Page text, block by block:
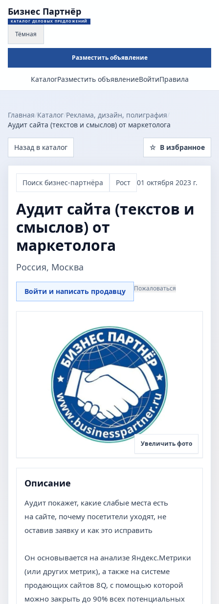
Бизнес Партнёр
КАТАЛОГ ДЕЛОВЫХ ПРЕДЛОЖЕНИЙ
Тёмная
Разместить объявление
КаталогРазместить объявлениеВойтиПравила
Главная/Каталог/Реклама, дизайн, полиграфия/
Аудит сайта (текстов и смыслов) от маркетолога
Назад в каталог ☆ В избранное
Поиск бизнес-партнёра Рост 01 октября 2023 г.
Аудит сайта (текстов и
смыслов) от
маркетолога
Россия, Москва
Войти и написать продавцу Пожаловаться
Увеличить фото
Описание
Аудит покажет, какие слабые места есть
на сайте, почему посетители уходят, не
оставив заявку и как это исправить
Он основывается на анализе Яндекс.Метрики
(или других метрик), а также на системе
продающих сайтов 8Q, с помощью которой
можно закрыть до 90% всех потенциальных